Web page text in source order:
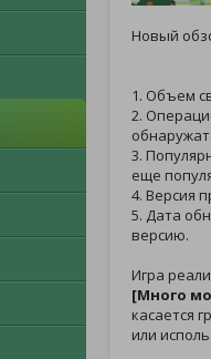
Новый
1. Объем
2.
3.
еще
4. Версия
5. Дата
версию.
Игра
[Много
касается
или